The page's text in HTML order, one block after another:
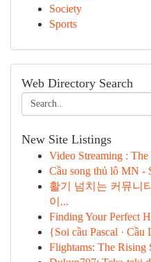
Society
Sports
Web Directory Search
New Site Listings
Video Streaming :
Cầu song thủ lô MN -
활기 넘치는 커뮤니
이...
Finding Your Perfect
{Soi cầu Pascal · Cầu
Flightams: The Rising